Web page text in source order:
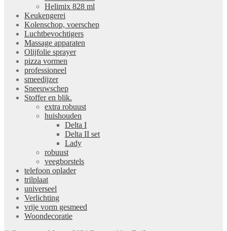
Helimix 828 ml
Keukengerei
Kolenschop, voerschep
Luchtbevochtigers
Massage apparaten
Olijfolie sprayer
pizza vormen
professioneel
smeedijzer
Sneeuwschep
Stoffer en blik.
extra robuust
huishouden
Delta I
Delta II set
Lady
robuust
veegborstels
telefoon oplader
trilplaat
universeel
Verlichting
vrije vorm gesmeed
Woondecoratie